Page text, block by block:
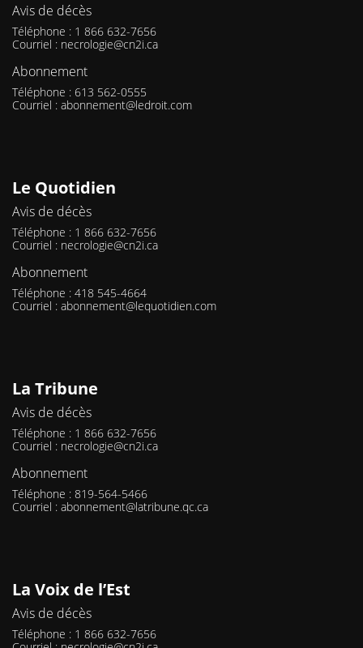
Avis de décès
Téléphone : 1 866 632-7656
Courriel : necrologie@cn2i.ca
Abonnement
Téléphone : 613 562-0555
Courriel : abonnement@ledroit.com
Le Quotidien
Avis de décès
Téléphone : 1 866 632-7656
Courriel : necrologie@cn2i.ca
Abonnement
Téléphone : 418 545-4664
Courriel : abonnement@lequotidien.com
La Tribune
Avis de décès
Téléphone : 1 866 632-7656
Courriel : necrologie@cn2i.ca
Abonnement
Téléphone : 819-564-5466
Courriel : abonnement@latribune.qc.ca
La Voix de l’Est
Avis de décès
Téléphone : 1 866 632-7656